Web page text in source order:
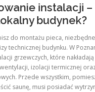
instalacji –
budynek?
do montażu pieca,
technicznej budynku. W
grzewczych, które
izolacji termicznej
Przede wszystkim,
saunę, musi posiadać